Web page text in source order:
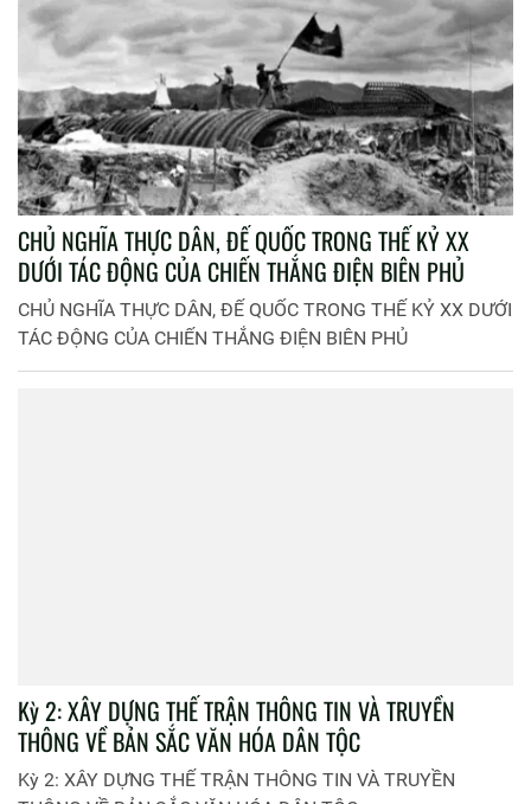
CHỦ NGHĨA THỰC DÂN, ĐẾ QUỐC TRONG THẾ KỶ XX
DƯỚI TÁC ĐỘNG CỦA CHIẾN THẮNG ĐIỆN BIÊN PHỦ
CHỦ NGHĨA THỰC DÂN, ĐẾ QUỐC TRONG THẾ KỶ XX DƯỚI
TÁC ĐỘNG CỦA CHIẾN THẮNG ĐIỆN BIÊN PHỦ
Kỳ 2: XÂY DỰNG THẾ TRẬN THÔNG TIN VÀ TRUYỀN
THÔNG VỀ BẢN SẮC VĂN HÓA DÂN TỘC
Kỳ 2: XÂY DỰNG THẾ TRẬN THÔNG TIN VÀ TRUYỀN